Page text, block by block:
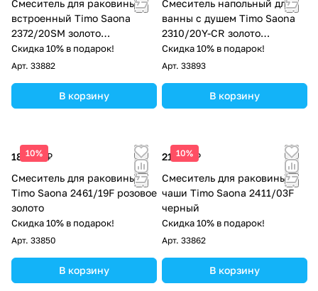
Смеситель для раковины
встроенный Timo Saona
2372/20SM золото
шлифованное
Скидка 10% в подарок!
Арт. 33882
В корзину
Смеситель напольный для
ванны с душем Timo Saona
2310/20Y-CR золото
шлифованное
Скидка 10% в подарок!
Арт. 33893
В корзину
10%
18 658 ₽
Смеситель для раковины
Timo Saona 2461/19F розовое
золото
Скидка 10% в подарок!
Арт. 33850
В корзину
10%
21 223 ₽
Смеситель для раковины-
чаши Timo Saona 2411/03F
черный
Скидка 10% в подарок!
Арт. 33862
В корзину